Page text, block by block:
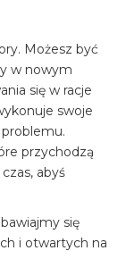
Możesz być
w nowym
się w racje
swoje
problemu.
przychodzą
abyś
się
i otwartych na